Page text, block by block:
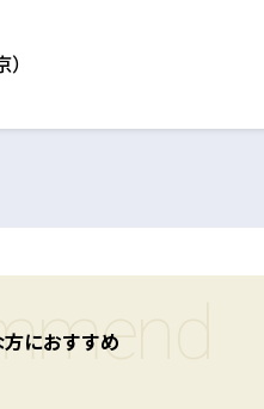
におすすめ